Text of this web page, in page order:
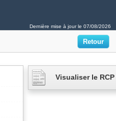
Dernière mise à jour le 07/08/2026
Visualiser le RCP